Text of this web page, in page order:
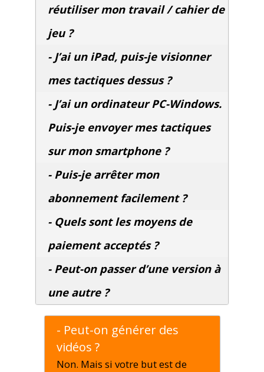
réutiliser mon travail / cahier de
jeu ?
- J’ai un iPad, puis-je visionner
mes tactiques dessus ?
- J’ai un ordinateur PC-Windows.
Puis-je envoyer mes tactiques
sur mon smartphone ?
- Puis-je arrêter mon
abonnement facilement ?
- Quels sont les moyens de
paiement acceptés ?
- Peut-on passer d’une version à
une autre ?
- Peut-on générer des
vidéos ?
Non. Mais si votre but est de